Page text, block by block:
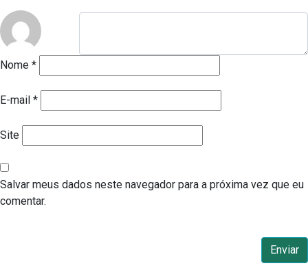
Nome *
E-mail *
Site
Salvar meus dados neste navegador para a próxima vez que eu
comentar.